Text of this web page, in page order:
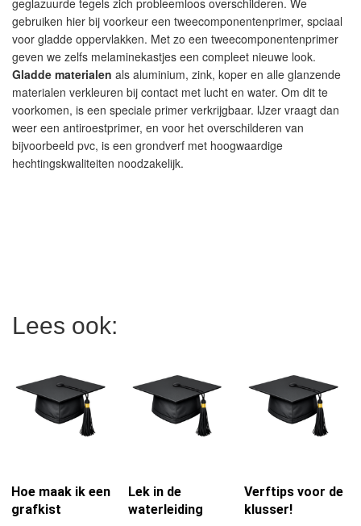
geglazuurde tegels zich probleemloos overschilderen. We
gebruiken hier bij voorkeur een tweecomponentenprimer, spciaal
voor gladde oppervlakken. Met zo een tweecomponentenprimer
geven we zelfs melaminekastjes een compleet nieuwe look.
Gladde materialen als aluminium, zink, koper en alle glanzende
materialen verkleuren bij contact met lucht en water. Om dit te
voorkomen, is een speciale primer verkrijgbaar. IJzer vraagt dan
weer een antiroestprimer, en voor het overschilderen van
bijvoorbeeld pvc, is een grondverf met hoogwaardige
hechtingskwaliteiten noodzakelijk.
Lees ook:
Hoe maak ik een
grafkist
Lek in de
waterleiding
Verftips voor de
klusser!